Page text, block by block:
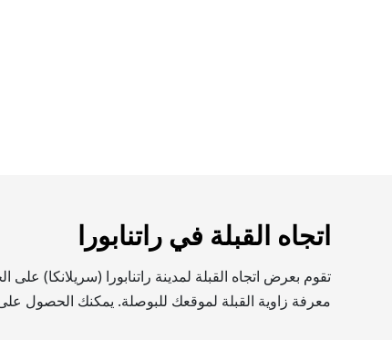
اتجاه القبلة في راتنابورا
تقوم بعرض اتجاه القبلة لمدينة راتنابورا (سريلانكا)
معرفة زاوية القبلة لموقعك للبوصلة. يمكنك الحصول